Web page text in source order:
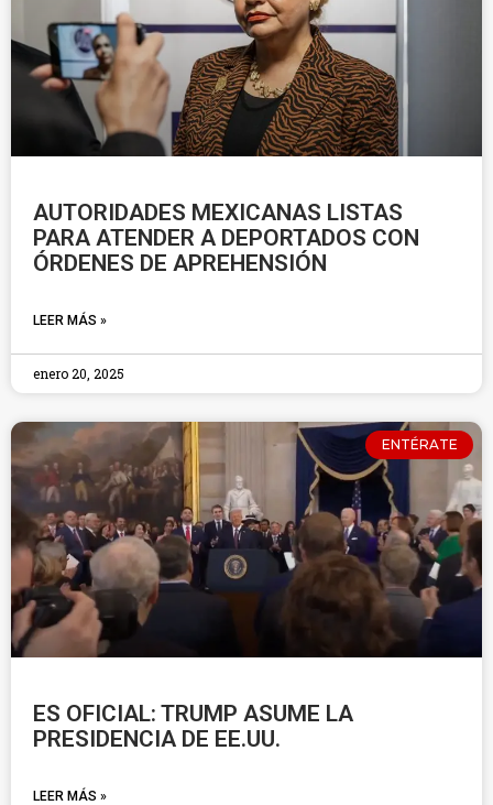
AUTORIDADES MEXICANAS LISTAS
PARA ATENDER A DEPORTADOS CON
ÓRDENES DE APREHENSIÓN
LEER MÁS »
enero 20, 2025
ENTÉRATE
ES OFICIAL: TRUMP ASUME LA
PRESIDENCIA DE EE.UU.
LEER MÁS »